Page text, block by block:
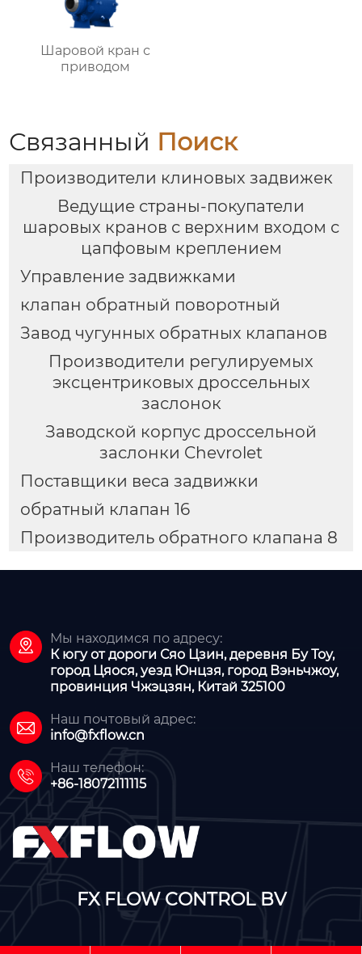
Шаровой кран с
приводом
Связанный Поиск
Производители клиновых задвижек
Ведущие страны-покупатели
шаровых кранов с верхним входом с
цапфовым креплением
Управление задвижками
клапан обратный поворотный
Завод чугунных обратных клапанов
Производители регулируемых
эксцентриковых дроссельных
заслонок
Заводской корпус дроссельной
заслонки Chevrolet
Поставщики веса задвижки
обратный клапан 16
Производитель обратного клапана 8

Мы находимся по адресу:
К югу от дороги Сяо Цзин, деревня Бу Тоу,
город Цяося, уезд Юнцзя, город Вэньчжоу,
провинция Чжэцзян, Китай 325100

Наш почтовый адрес:
info@fxflow.cn

Наш телефон:
+86-18072111115
FX FLOW CONTROL BV